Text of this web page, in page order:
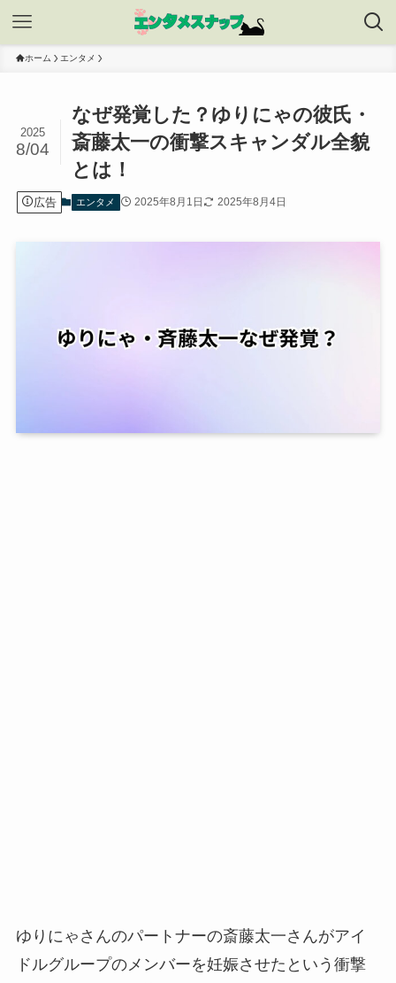
ホーム エンタメ
なぜ発覚した？ゆりにゃの彼氏・
斎藤太一の衝撃スキャンダル全貌
とは！
2025
8/04
広告 エンタメ 2025年8月1日 2025年8月4日
ゆりにゃさんのパートナーの斎藤太一さんがアイ
ドルグループのメンバーを妊娠させたという衝撃